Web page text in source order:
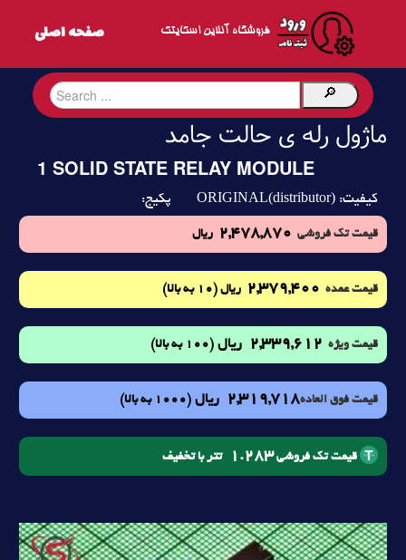
فروشگاه آنلاین اسکایتک
ماژول رله ی حالت جامد
1 SOLID STATE RELAY MODULE
کیفیت: ORIGINAL(distributor) پکیج:
قیمت تک فروشی 2,478,870 ریال
قیمت عمده 2,379,400 ریال (10 به بالا)
قیمت ویژه 2,339,612 ریال (100 به بالا)
قیمت فوق العاده2,319,718 ریال (1000 به بالا)
قیمت تک فروشی1.283 تتر با تخفیف